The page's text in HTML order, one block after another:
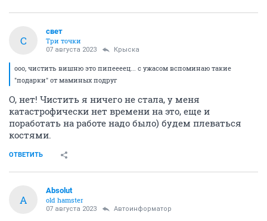
С
свет
Три точки
07 августа 2023 Крыска
ооо, чистить вишню это пипеееец... с ужасом вспоминаю такие
"подарки" от маминых подруг
О, нет! Чистить я ничего не стала, у меня
катастрофически нет времени на это, еще и
поработать на работе надо было) будем плеваться
костями.
ОТВЕТИТЬ
A
Absolut
old hamster
07 августа 2023 Автоинформатор